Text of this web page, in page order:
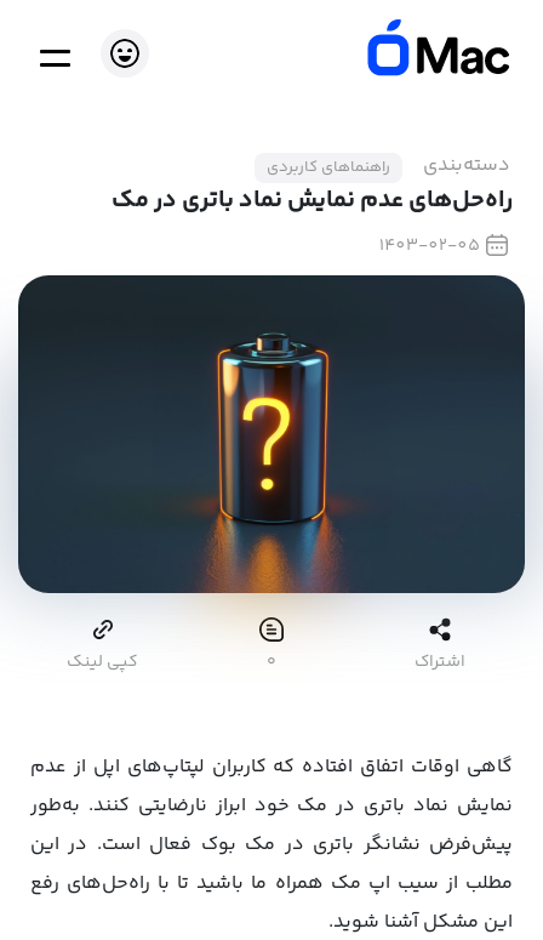
دسته‌بندی راهنماهای کاربردی
راه‌حل‌های عدم نمایش نماد باتری در مک
1403-02-05
اشتراک ۰ کپی لینک
گاهی اوقات اتفاق افتاده که کاربران لپتاپ‌های اپل از عدم
نمایش نماد باتری در مک خود ابراز نارضایتی ‌کنند. به‌طور
پیش‌فرض نشانگر باتری در مک بوک‌ فعال است. در این
مطلب از سیب اپ مک همراه ما باشید تا با راه‌حل‌های رفع
این مشکل آشنا شوید.